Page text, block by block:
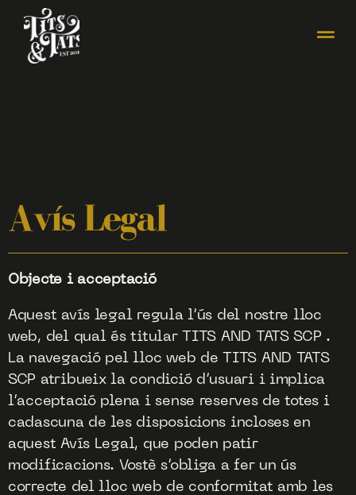
Avís Legal
Objecte i acceptació
Aquest avís legal regula l’ús del nostre lloc
web, del qual és titular TITS AND TATS SCP .
La navegació pel lloc web de TITS AND TATS
SCP atribueix la condició d’usuari i implica
l’acceptació plena i sense reserves de totes i
cadascuna de les disposicions incloses en
aquest Avís Legal, que poden patir
modificacions. Vostè s’obliga a fer un ús
correcte del lloc web de conformitat amb les